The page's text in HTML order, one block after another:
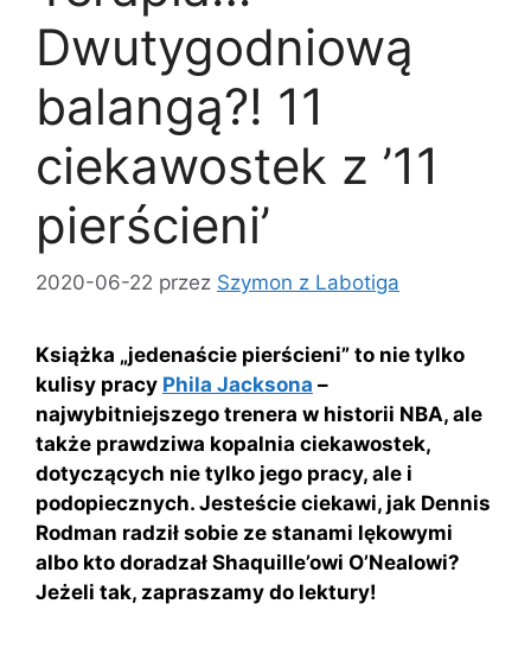
Dwutygodniową
balangą?! 11
ciekawostek z ’11
pierścieni’
2020-06-22 przez Szymon z Labotiga
Książka „jedenaście pierścieni” to nie tylko
kulisy pracy Phila Jacksona –
najwybitniejszego trenera w historii NBA, ale
także prawdziwa kopalnia ciekawostek,
dotyczących nie tylko jego pracy, ale i
podopiecznych. Jesteście ciekawi, jak Dennis
Rodman radził sobie ze stanami lękowymi
albo kto doradzał Shaquille’owi O’Nealowi?
Jeżeli tak, zapraszamy do lektury!